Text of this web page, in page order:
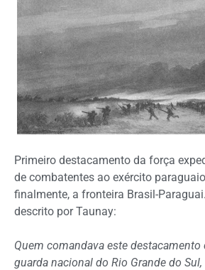
Primeiro destacamento da força
de combatentes ao exército
finalmente, a fronteira Brasil-
descrito por Taunay:
Quem comandava este destacamento
guarda nacional do Rio Grande do